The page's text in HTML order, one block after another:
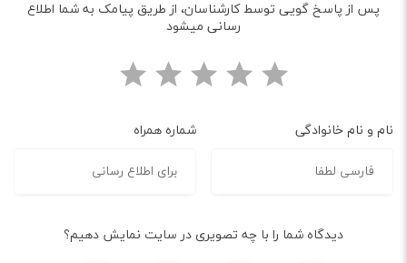
پس از پاسخ گویی توسط کارشناسان، از طریق پیامک به شما اطلاع
رسانی میشود
نام و نام خانوادگی شماره همراه
دیدگاه شما را با چه تصویری در سایت نمایش دهیم؟